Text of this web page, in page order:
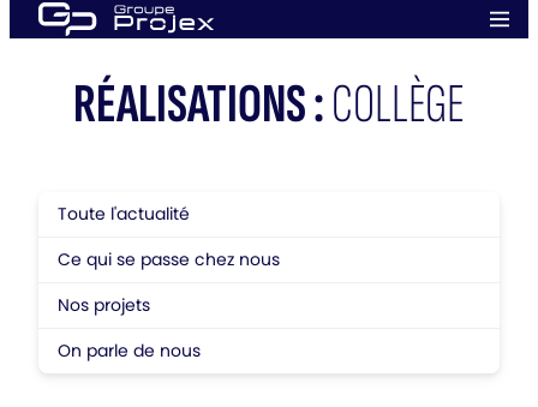
Aller
au
RÉALISATIONS :COLLÈGE
Toute l'actualité
Ce qui se passe chez nous
Nos projets
On parle de nous